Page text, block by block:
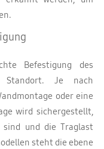
Befestigung des
Standort. Je nach
oder eine
wird sichergestellt,
und die Traglast
steht die ebene